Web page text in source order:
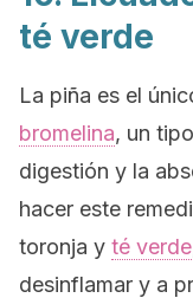
té verde
La piña es el
bromelina, un
digestión y la
hacer este
toronja y té verde
desinflamar y a